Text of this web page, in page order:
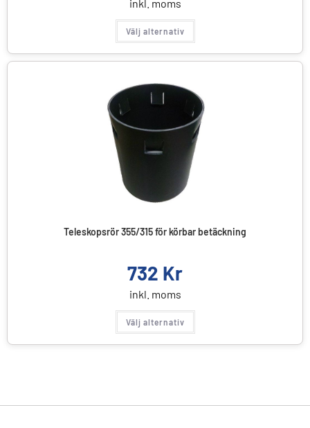
inkl. moms
Välj alternativ
Teleskopsrör 355/315 för körbar betäckning
732 Kr
inkl. moms
Välj alternativ